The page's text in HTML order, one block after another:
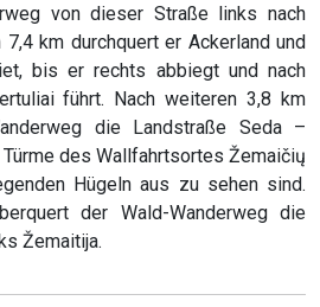
von dieser Straße links nach
km durchquert er Ackerland und
bis er rechts abbiegt und nach
führt. Nach weiteren 3,8 km
die Landstraße Seda –
Türme des Wallfahrtsortes Žemaičių
Hügeln aus zu sehen sind.
der Wald-Wanderweg die
Žemaitija.